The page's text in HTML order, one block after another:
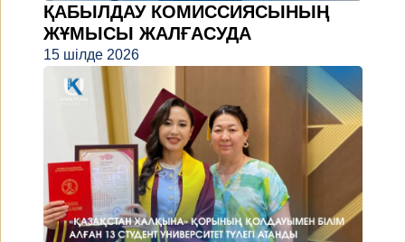
ҚАБЫЛДАУ КОМИССИЯСЫНЫҢ
ЖҰМЫСЫ ЖАЛҒАСУДА
15 шілде 2026